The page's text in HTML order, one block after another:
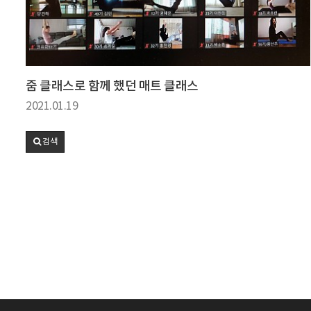
줌 클래스로 함께 했던 매트 클래스
2021.01.19
검색